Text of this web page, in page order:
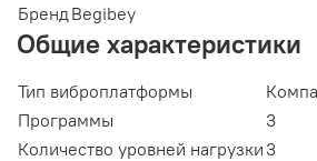
Бренд Begibey
Общие характеристики
Тип виброплатформы
Программы
3
Количество уровней нагрузки 3